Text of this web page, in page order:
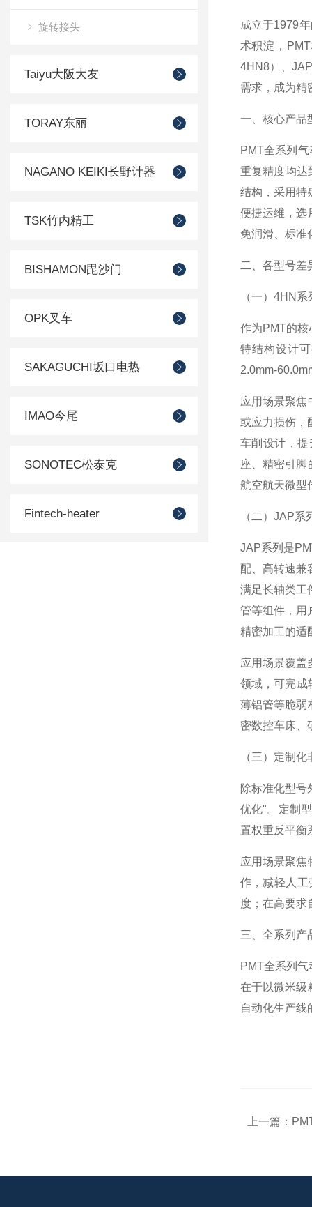
旋转接头
Taiyu大阪大友
TORAY东丽
NAGANO KEIKI长野计器
TSK竹内精工
BISHAMON毘沙门
OPK叉车
SAKAGUCHI坂口电热
IMAO今尾
SONOTEC松泰克
Fintech-heater
成立于1979
术积淀，
4HN8）、
需求，成为精
一、核心产品
PMT全系列
重复精度均达
结构，采用特
便捷运维，选
免润滑、标准
二、各型号差
（一）4HN
作为PMT的
特结构设计
2.0mm-
应用场景聚焦
或应力损伤，
车削设计，
座、精密引
航空航天微型
（二）JAP
JAP系列是
配、高转速兼
满足长轴类工
管等组件，用
精密加工的适
应用场景覆盖
领域，可完成
薄铝管等脆弱
密数控车床、
（三）定制
除标准化型号
优化"。定制
置权重反平衡
应用场景聚焦
作，减轻人
度；在高要求
三、全系列产
PMT全系列
在于以微米级
自动化生产线
上一篇：